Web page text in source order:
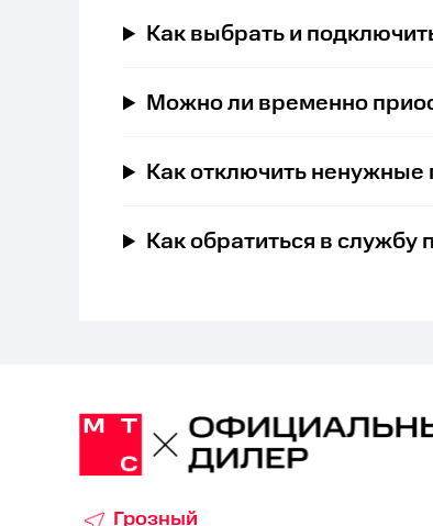
Как выбрать и
Можно ли временно
Как отключить ненужные
Как обратиться в
Грозный